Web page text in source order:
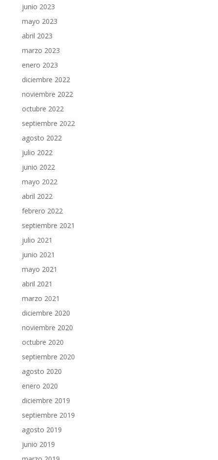
junio 2023
mayo 2023
abril 2023
marzo 2023
enero 2023
diciembre 2022
noviembre 2022
octubre 2022
septiembre 2022
agosto 2022
julio 2022
junio 2022
mayo 2022
abril 2022
febrero 2022
septiembre 2021
julio 2021
junio 2021
mayo 2021
abril 2021
marzo 2021
diciembre 2020
noviembre 2020
octubre 2020
septiembre 2020
agosto 2020
enero 2020
diciembre 2019
septiembre 2019
agosto 2019
junio 2019